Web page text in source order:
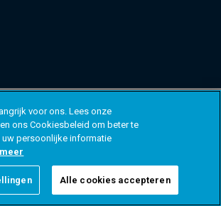
voor ons. Lees onze
ons Cookiesbeleid om beter te
uw persoonlijke informatie
Alle cookies accepteren